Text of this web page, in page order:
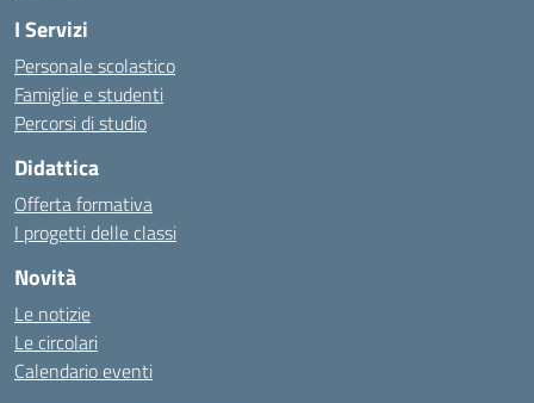
I Servizi
Personale scolastico
Famiglie e studenti
Percorsi di studio
Didattica
Offerta formativa
I progetti delle classi
Novità
Le notizie
Le circolari
Calendario eventi